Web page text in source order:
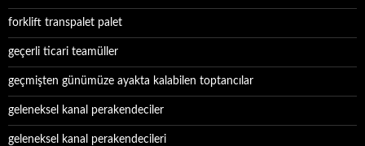
forklift transpalet palet
geçerli ticari teamüller
geçmişten günümüze ayakta kalabilen toptancılar
geleneksel kanal perakendeciler
geleneksel kanal perakendecileri